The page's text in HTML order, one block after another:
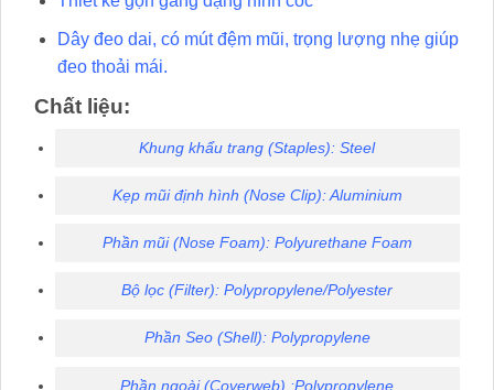
Dây đeo dai, có mút đệm mũi, trọng lượng nhẹ giúp
đeo thoải mái.
Chất liệu:
Khung khẩu trang (Staples): Steel
Kẹp mũi định hình (Nose Clip): Aluminium
Phần mũi (Nose Foam): Polyurethane Foam
Bộ lọc (Filter): Polypropylene/Polyester
Phần Seo (Shell): Polypropylene
Phần ngoài (Coverweb) :Polypropylene